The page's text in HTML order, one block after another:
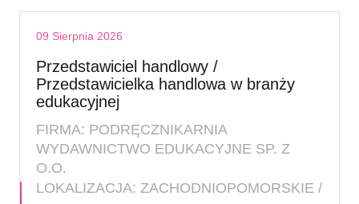
09 Sierpnia 2026
Przedstawiciel handlowy /
Przedstawicielka handlowa w branży
edukacyjnej
FIRMA: PODRĘCZNIKARNIA
WYDAWNICTWO EDUKACYJNE SP. Z
O.O.
LOKALIZACJA: ZACHODNIOPOMORSKIE /